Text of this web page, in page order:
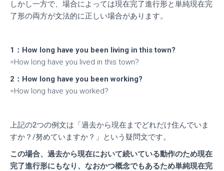
しかし一方で、場合によっては現在完了進行形と単純現在完
了形の両方が文法的に正しい場合があります。
1：How long have you been living in this town?
=How long have you lived in this town?
2：How long have you been working?
=How long have you worked?
上記の2つの例文は「過去から現在までどれだけ住んでいま
すか？/努めていますか？」という疑問文です。
この場合、過去から現在において続いている動作のため現在
完了進行形にもなり、なおかつ概念でもあるため単純現在完